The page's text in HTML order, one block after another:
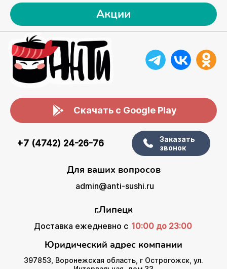
Акции
Скачать с Google Play
+7 (4742) 24-26-76
Заказать
звонок
Для ваших вопросов
admin@anti-sushi.ru
г.Липецк
Доставка ежедневно с 10:00 до 23:00
Юридический адрес компании
397853, Воронежская область, г Острогожск, ул.